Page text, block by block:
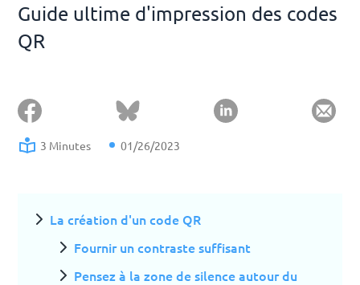
Guide ultime d'impression des codes
QR
3 Minutes 01/26/2023
La création d'un code QR
Fournir un contraste suffisant
Pensez à la zone de silence autour du